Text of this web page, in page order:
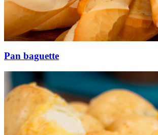
Pan baguette